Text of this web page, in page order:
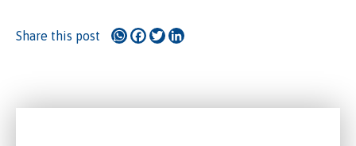
Share this post WhatsApp
Facebook
Twitter